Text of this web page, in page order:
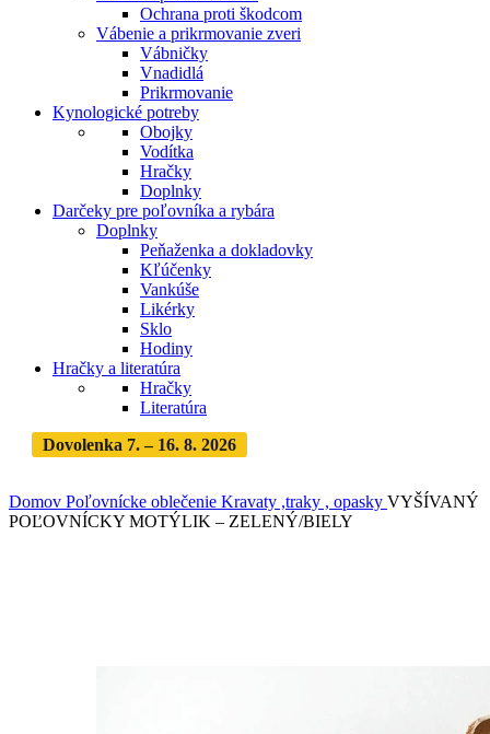
Ochrana proti škodcom
Vábenie a prikrmovanie zveri
Vábničky
Vnadidlá
Prikrmovanie
Kynologické potreby
Obojky
Vodítka
Hračky
Doplnky
Darčeky pre poľovníka a rybára
Doplnky
Peňaženka a dokladovky
Kľúčenky
Vankúše
Likérky
Sklo
Hodiny
Hračky a literatúra
Hračky
Literatúra
Dovolenka 7. – 16. 8. 2026
Domov Poľovnícke oblečenie Kravaty ,traky , opasky VYŠÍVANÝ
POĽOVNÍCKY MOTÝLIK – ZELENÝ/BIELY